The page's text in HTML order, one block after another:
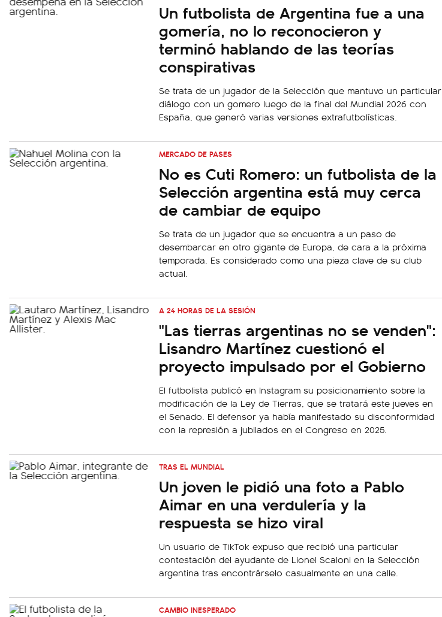
Un futbolista de Argentina fue a una
gomería, no lo reconocieron y
terminó hablando de las teorías
conspirativas
Se trata de un jugador de la Selección que mantuvo un particular
diálogo con un gomero luego de la final del Mundial 2026 con
España, que generó varias versiones extrafutbolísticas.
MERCADO DE PASES
No es Cuti Romero: un futbolista de la
Selección argentina está muy cerca
de cambiar de equipo
Se trata de un jugador que se encuentra a un paso de
desembarcar en otro gigante de Europa, de cara a la próxima
temporada. Es considerado como una pieza clave de su club
actual.
A 24 HORAS DE LA SESIÓN
"Las tierras argentinas no se venden":
Lisandro Martínez cuestionó el
proyecto impulsado por el Gobierno
El futbolista publicó en Instagram su posicionamiento sobre la
modificación de la Ley de Tierras, que se tratará este jueves en
el Senado. El defensor ya había manifestado su disconformidad
con la represión a jubilados en el Congreso en 2025.
TRAS EL MUNDIAL
Un joven le pidió una foto a Pablo
Aimar en una verdulería y la
respuesta se hizo viral
Un usuario de TikTok expuso que recibió una particular
contestación del ayudante de Lionel Scaloni en la Selección
argentina tras encontrárselo casualmente en una calle.
CAMBIO INESPERADO